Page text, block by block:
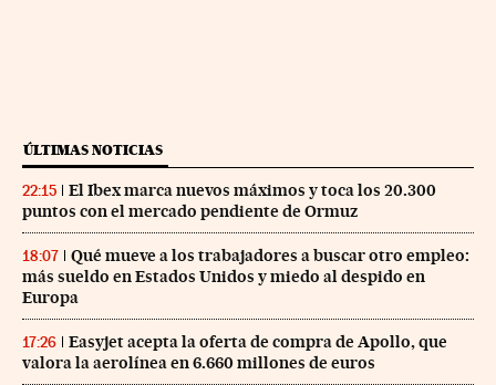
ÚLTIMAS NOTICIAS
22:15
El Ibex marca nuevos máximos y toca los 20.300
puntos con el mercado pendiente de Ormuz
18:07
Qué mueve a los trabajadores a buscar otro empleo:
más sueldo en Estados Unidos y miedo al despido en
Europa
17:26
Easyjet acepta la oferta de compra de Apollo, que
valora la aerolínea en 6.660 millones de euros